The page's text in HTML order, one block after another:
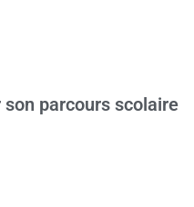
parcours scolaire